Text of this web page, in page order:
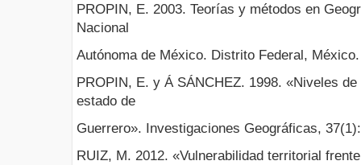
PROPIN, E. 2003. Teorías y métodos en
Nacional
Autónoma de México. Distrito Federal, México.
PROPIN, E. y Á SÁNCHEZ. 1998. «Niveles
estado de
Guerrero». Investigaciones Geográficas,
RUIZ, M. 2012. «Vulnerabilidad territorial